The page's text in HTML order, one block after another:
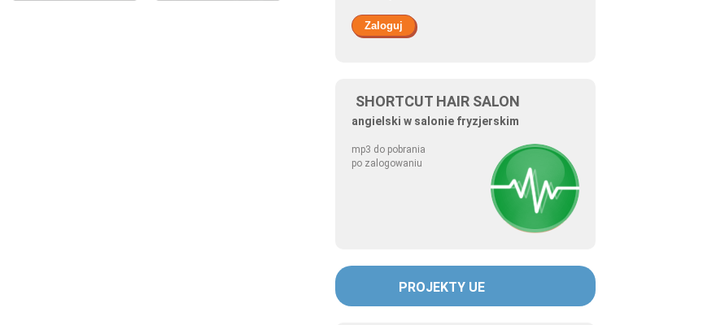
SHORTCUT HAIR SALON
angielski w salonie fryzjerskim
mp3 do pobrania
po zalogowaniu
PROJEKTY UE